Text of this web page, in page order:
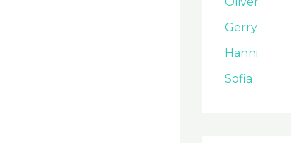
σ
η
γ
ι
Gerry
Hanni
Sofia